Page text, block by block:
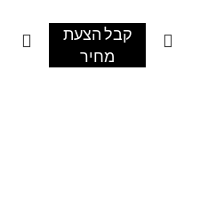
קבל הצעת
מחיר